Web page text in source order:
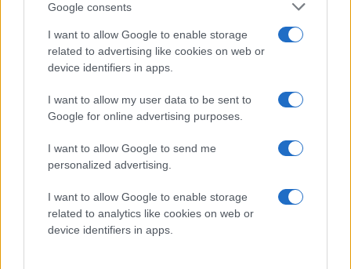
Google consents
I want to allow Google to enable storage
related to advertising like cookies on web or
device identifiers in apps.
I want to allow my user data to be sent to
Google for online advertising purposes.
I want to allow Google to send me
personalized advertising.
I want to allow Google to enable storage
related to analytics like cookies on web or
device identifiers in apps.
HERR
Nu är det klart vilka tröjnummer Malmö
Redhawks spelare kommer att bära under
herrlagets trupp och spelarnas nummer här.
Målvakter
40. Oskar Blomgren
Backar
4. Martin Schreiber